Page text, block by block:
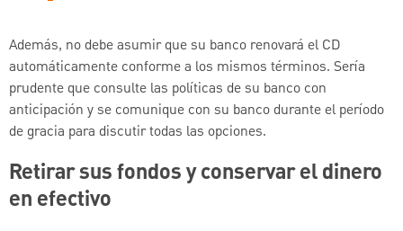
Además, no debe asumir que su banco renovará el CD
automáticamente conforme a los mismos términos. Sería
prudente que consulte las políticas de su banco con
anticipación y se comunique con su banco durante el período
de gracia para discutir todas las opciones.
Retirar sus fondos y conservar el dinero
en efectivo